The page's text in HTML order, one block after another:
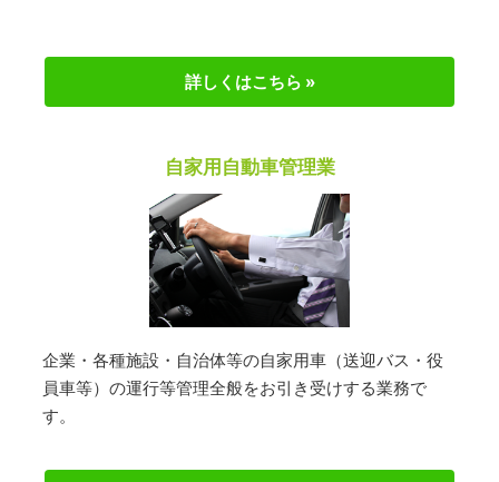
詳しくはこちら »
自家用自動車管理業
企業・各種施設・自治体等の自家用車（送迎バス・役
員車等）の運行等管理全般をお引き受けする業務で
す。